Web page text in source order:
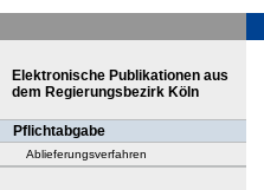
Elektronische Publikationen aus
dem Regierungsbezirk Köln
Pflichtabgabe
Ablieferungsverfahren